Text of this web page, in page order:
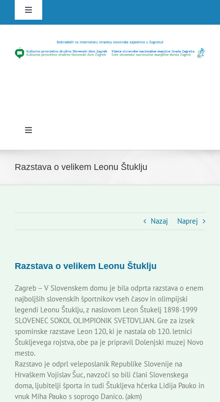
content
Toggle
Navigation
Toggle
Novice
Kontakti
Novi odmev – naše glasilo
Založništvo
Koristne informacije
Razstava o velikem Leonu Štuklju
Nazaj Naprej
Razstava o velikem Leonu Štuklju
Zagreb – V Slovenskem domu je bila odprta razstava o enem
najboljših slovenskih športnikov vseh časov in olimpijski
legendi Leonu Štuklju, z naslovom Leon Štukelj 1898-1999
SLOVENEC SOKOL OLIMPIONIK SVETOVLJAN. Gre za izsek
spominske razstave Leon 120, ki je nastala ob 120. letnici
Štukljevega rojstva, obe pa je pripravil Dolenjski muzej Novo
mesto.
Razstavo je odprl veleposlanik Republike Slovenije na
Hrvaškem Vojislav Šuc, navzoči so bili člani Slovenskega
doma, ljubitelji športa in tudi Štukljeva hčerka Lidija Pauko in
vnuk Miha Pauko s soprogo Danico. (akm)